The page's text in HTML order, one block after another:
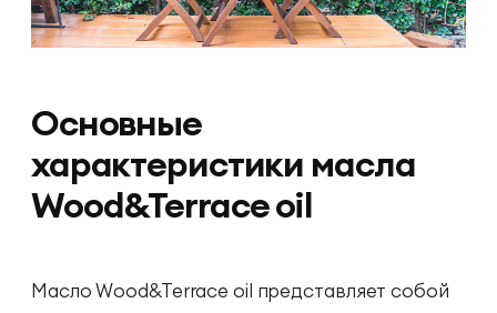
Основные
характеристики масла
Wood&Terrace oil
Масло Wood&Terrace oil представляет собой